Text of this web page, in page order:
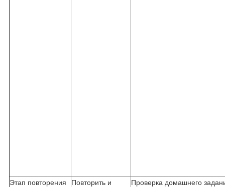
Этап повторения
Повторить и
Проверка домашнего